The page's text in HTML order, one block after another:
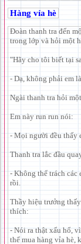
Hàng vỉa hè
Đoàn thanh tra đến
trong lớp và hỏi một
"Hãy cho tôi biết tại
- Dạ, không phải em
Ngài thanh tra hỏi
Em này run run nói:
- Mọi người đều thấy
Thanh tra lắc đầu
- Không thể trách các
rồi.
Thầy hiệu trưởng
thích:
- Nói ra thật xấu hổ,
thể mua hàng vỉa hè,